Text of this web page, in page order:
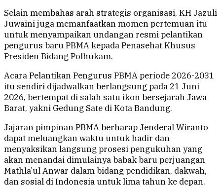
Selain membahas arah strategis organisasi, KH Jazuli
Juwaini juga memanfaatkan momen pertemuan itu
untuk menyampaikan undangan resmi pelantikan
pengurus baru PBMA kepada Penasehat Khusus
Presiden Bidang Polhukam.
Acara Pelantikan Pengurus PBMA periode 2026-2031
itu sendiri dijadwalkan berlangsung pada 21 Juni
2026, bertempat di salah satu ikon bersejarah Jawa
Barat, yakni Gedung Sate di Kota Bandung.
Jajaran pimpinan PBMA berharap Jenderal Wiranto
dapat meluangkan waktu untuk hadir dan
menyaksikan langsung prosesi pengukuhan yang
akan menandai dimulainya babak baru perjuangan
Mathla’ul Anwar dalam bidang pendidikan, dakwah,
dan sosial di Indonesia untuk lima tahun ke depan.